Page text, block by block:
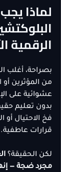
لماذا
الرقمية
بصراحة، أغلب
من المؤثرين
عشوائية على
بدون تعليم
فخ الاحتيال أو
قرارات عاطفية.
لكن الحقيقة؟
مجرد ضجة —